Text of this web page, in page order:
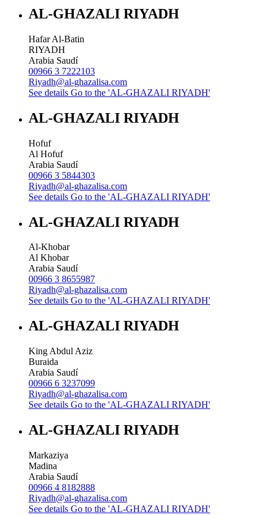
AL-GHAZALI RIYADH
Hafar Al-Batin
RIYADH
Arabia Saudí
00966 3 7222103
Riyadh@al-ghazalisa.com
See details Go to the 'AL-GHAZALI RIYADH'
AL-GHAZALI RIYADH
Hofuf
Al Hofuf
Arabia Saudí
00966 3 5844303
Riyadh@al-ghazalisa.com
See details Go to the 'AL-GHAZALI RIYADH'
AL-GHAZALI RIYADH
Al-Khobar
Al Khobar
Arabia Saudí
00966 3 8655987
Riyadh@al-ghazalisa.com
See details Go to the 'AL-GHAZALI RIYADH'
AL-GHAZALI RIYADH
King Abdul Aziz
Buraida
Arabia Saudí
00966 6 3237099
Riyadh@al-ghazalisa.com
See details Go to the 'AL-GHAZALI RIYADH'
AL-GHAZALI RIYADH
Markaziya
Madina
Arabia Saudí
00966 4 8182888
Riyadh@al-ghazalisa.com
See details Go to the 'AL-GHAZALI RIYADH'